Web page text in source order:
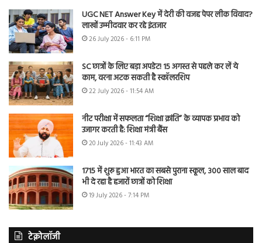
UGC NET Answer Key में देरी की वजह पेपर लीक विवाद?
लाखों उम्मीदवार कर रहे इंतजार
26 July 2026 - 6:11 PM
SC छात्रों के लिए बड़ा अपडेट! 15 अगस्त से पहले कर लें ये
काम, वरना अटक सकती है स्कॉलरशिप
22 July 2026 - 11:54 AM
नीट परीक्षा में सफलता “शिक्षा क्रांति” के व्यापक प्रभाव को
उजागर करती है: शिक्षा मंत्री बैंस
20 July 2026 - 11:43 AM
1715 में शुरू हुआ भारत का सबसे पुराना स्कूल, 300 साल बाद
भी दे रहा है हजारों छात्रों को शिक्षा
19 July 2026 - 7:14 PM
टेक्नोलॉजी